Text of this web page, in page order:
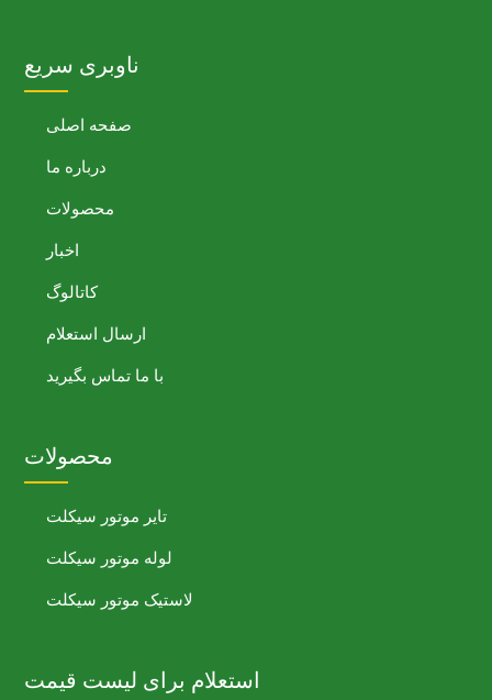
ناوبری سریع
صفحه اصلی
درباره ما
محصولات
اخبار
کاتالوگ
ارسال استعلام
با ما تماس بگیرید
محصولات
تایر موتور سیکلت
لوله موتور سیکلت
لاستیک موتور سیکلت
استعلام برای لیست قیمت